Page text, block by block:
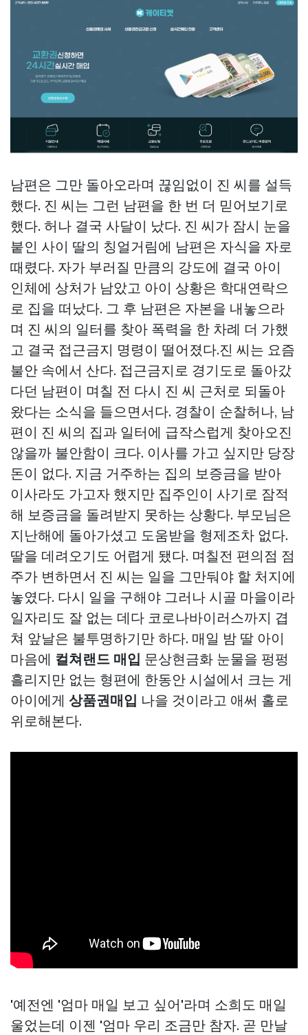
남편은 그만 돌아오라며 끊임없이 진 씨를 설득
했다. 진 씨는 그런 남편을 한 번 더 믿어보기로
했다. 허나 결국 사달이 났다. 진 씨가 잠시 눈을
붙인 사이 딸의 칭얼거림에 남편은 자식을 자로
때렸다. 자가 부러질 만큼의 강도에 결국 아이
인체에 상처가 남았고 아이 상황은 학대연락으
로 집을 떠났다. 그 후 남편은 자본을 내놓으라
며 진 씨의 일터를 찾아 폭력을 한 차례 더 가했
고 결국 접근금지 명령이 떨어졌다.진 씨는 요즘
불안 속에서 산다. 접근금지로 경기도로 돌아갔
다던 남편이 며칠 전 다시 진 씨 근처로 되돌아
왔다는 소식을 들으면서다. 경찰이 순찰허나, 남
편이 진 씨의 집과 일터에 급작스럽게 찾아오진
않을까 불안함이 크다. 이사를 가고 싶지만 당장
돈이 없다. 지금 거주하는 집의 보증금을 받아
이사라도 가고자 했지만 집주인이 사기로 잠적
해 보증금을 돌려받지 못하는 상황다. 부모님은
지난해에 돌아가셨고 도움받을 형제조차 없다.
딸을 데려오기도 어렵게 됐다. 며칠전 편의점 점
주가 변하면서 진 씨는 일을 그만둬야 할 처지에
놓였다. 다시 일을 구해야 그러나 시골 마을이라
일자리도 잘 없는 데다 코로나바이러스까지 겹
쳐 앞날은 불투명하기만 하다. 매일 밤 딸 아이
마음에 컬쳐랜드 매입 문상현금화 눈물을 펑펑
흘리지만 없는 형편에 한동안 시설에서 크는 게
아이에게 상품권매입 나을 것이라고 애써 홀로
위로해본다.
'예전엔 '엄마 매일 보고 싶어'라며 소희도 매일
울었는데 이젠 '엄마 우리 조금만 참자. 곧 만날